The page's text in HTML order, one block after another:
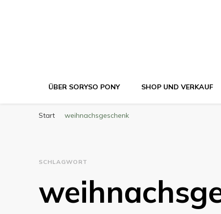
ÜBER SORYSO PONY SHOP UND VERKAUF
Start weihnachsgeschenk
SCHLAGWORT